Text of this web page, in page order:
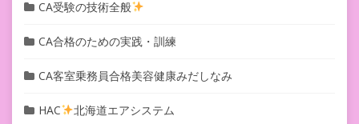
CA受験の技術全般
CA合格のための実践・訓練
CA客室乗務員合格美容健康みだしなみ
HAC 北海道エアシステム